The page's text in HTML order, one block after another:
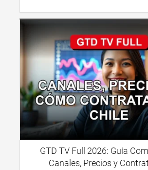
GTD TV Full 2026: Guía
Canales, Precios y